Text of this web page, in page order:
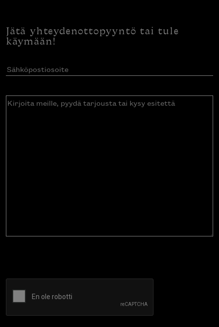
Jätä yhteydenottopyyntö tai tule
käymään!
Sähköpostiosoite(Pakollinen)
Kirjoita